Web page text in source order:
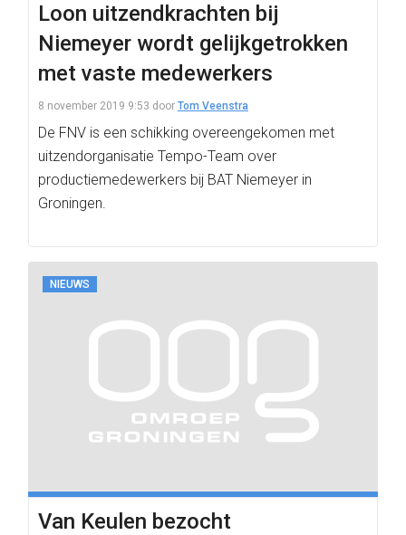
Loon uitzendkrachten bij
Niemeyer wordt gelijkgetrokken
met vaste medewerkers
8 november 2019 9:53 door Tom Veenstra
De FNV is een schikking overeengekomen met
uitzendorganisatie Tempo-Team over
productiemedewerkers bij BAT Niemeyer in
Groningen.
NIEUWS
Van Keulen bezocht